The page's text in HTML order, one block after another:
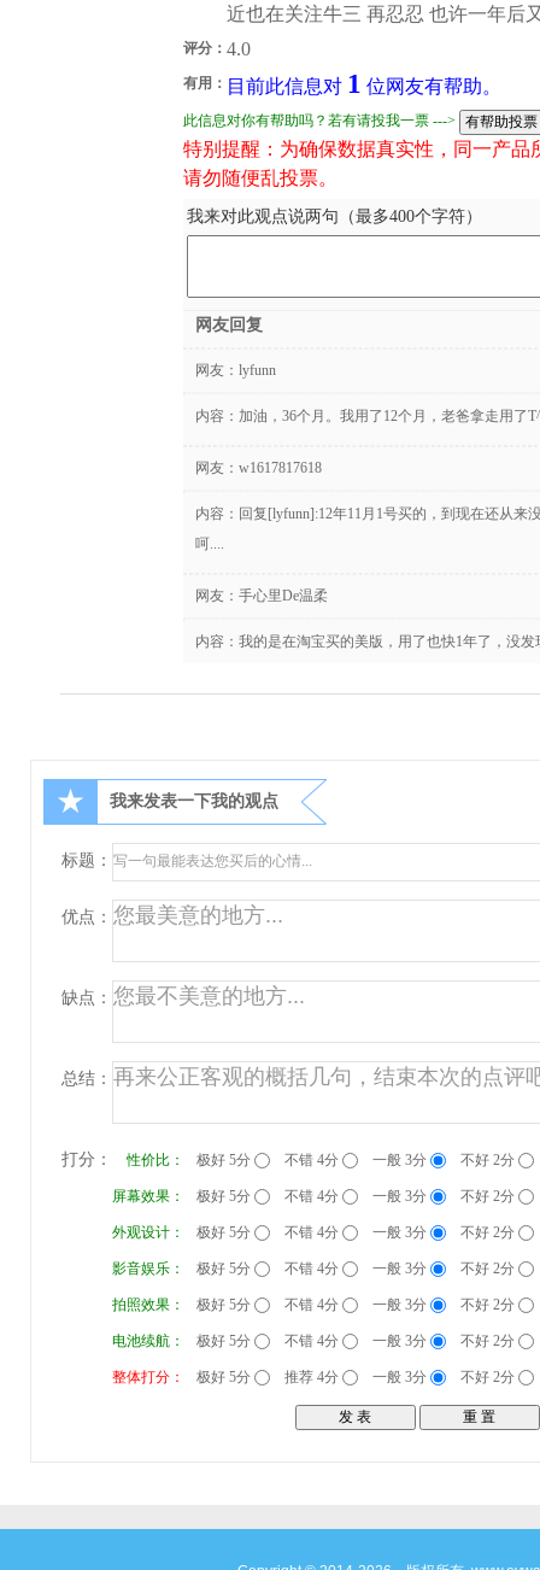
近也在关注牛三 再忍忍 也许一年后
评分： 4.0
有用： 目前此信息对 1 位网友有帮助。
此信息对你有帮助吗？若有请投我一票 --->
特别提醒：为确保数据真实性，同一产
请勿随便乱投票。
我来对此观点说两句（最多400个字符）
网友回复
网友： lyfunn
内容：加油，36个月。我用了12个月，老爸拿走用了
网友： w1617817618
内容：回复[lyfunn]:12年11月1号买的，到现在还从
呵....
网友： 手心里De温柔
内容：我的是在淘宝买的美版，用了也快1年了，没
★ 我来发表一下我的观点
标题：
优点：
缺点：
总结：
打分： 性价比： 极好 5分 不错 4分 一般 3分 不好 2分
屏幕效果： 极好 5分 不错 4分 一般 3分 不好 2分
外观设计： 极好 5分 不错 4分 一般 3分 不好 2分
影音娱乐： 极好 5分 不错 4分 一般 3分 不好 2分
拍照效果： 极好 5分 不错 4分 一般 3分 不好 2分
电池续航： 极好 5分 不错 4分 一般 3分 不好 2分
整体打分： 极好 5分 推荐 4分 一般 3分 不好 2分